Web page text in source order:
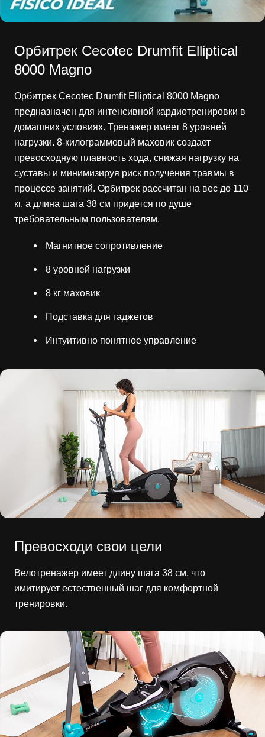
Орбитрек Cecotec Drumfit Elliptical
8000 Magno
Орбитрек Cecotec Drumfit Elliptical 8000 Magno
предназначен для интенсивной кардиотренировки в
домашних условиях. Тренажер имеет 8 уровней
нагрузки. 8-килограммовый маховик создает
превосходную плавность хода, снижая нагрузку на
суставы и минимизируя риск получения травмы в
процессе занятий. Орбитрек рассчитан на вес до 110
кг, а длина шага 38 см придется по душе
требовательным пользователям.
Магнитное сопротивление
8 уровней нагрузки
8 кг маховик
Подставка для гаджетов
Интуитивно понятное управление
Превосходи свои цели
Велотренажер имеет длину шага 38 см, что
имитирует естественный шаг для комфортной
тренировки.